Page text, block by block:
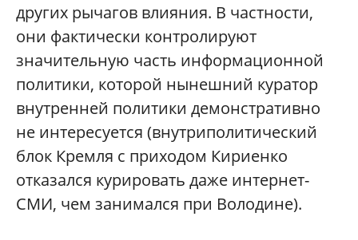
других рычагов влияния. В частности,
они фактически контролируют
значительную часть информационной
политики, которой нынешний куратор
внутренней политики демонстративно
не интересуется (внутриполитический
блок Кремля с приходом Кириенко
отказался курировать даже интернет-
СМИ, чем занимался при Володине).